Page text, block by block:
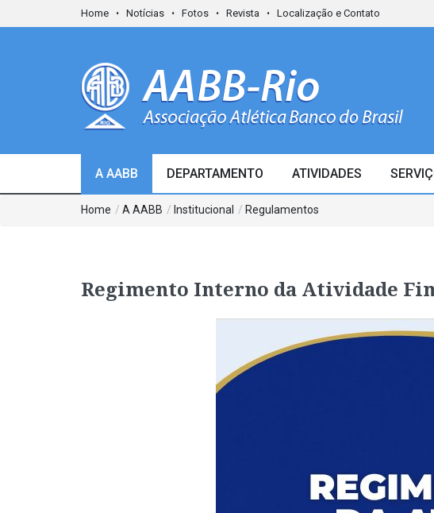
Home Notícias Fotos Revista Localização e Contato
A AABB DEPARTAMENTO ATIVIDADES
Home / A AABB / Institucional / Regulamentos
Regimento Interno da Atividade